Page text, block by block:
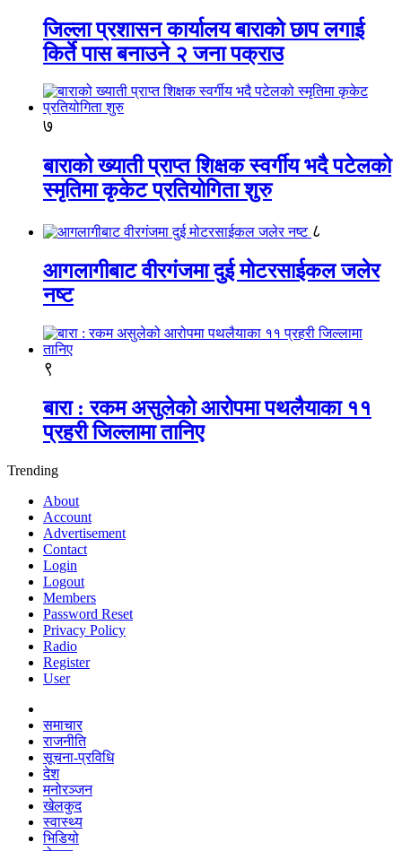
जिल्ला प्रशासन कार्यालय बाराको छाप लगाई
किर्ते पास बनाउने २ जना पक्राउ
७
बाराको ख्याती प्राप्त शिक्षक स्वर्गीय भदै पटेलको
स्मृतिमा कृकेट प्रतियोगिता शुरु
८
आगलागीबाट वीरगंजमा दुई मोटरसाईकल जलेर
नष्ट
९
बारा : रकम असुलेको आरोपमा पथलैयाका ११
प्रहरी जिल्लामा तानिए
Trending
About
Account
Advertisement
Contact
Login
Logout
Members
Password Reset
Privacy Policy
Radio
Register
User
समाचार
राजनीति
सूचना-प्रविधि
देश
मनोरञ्जन
खेलकुद
स्वास्थ्य
भिडियो